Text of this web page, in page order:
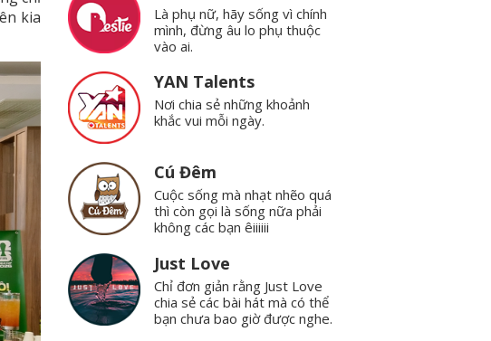
kia
Là phụ nữ, hãy sống vì chính
mình, đừng âu lo phụ thuộc
vào ai.
YAN Talents
Nơi chia sẻ những khoảnh
khắc vui mỗi ngày.
Cú Đêm
Cuộc sống mà nhạt nhẽo quá
thì còn gọi là sống nữa phải
không các bạn êiiiiii
Just Love
Chỉ đơn giản rằng Just Love
chia sẻ các bài hát mà có thể
bạn chưa bao giờ được nghe.